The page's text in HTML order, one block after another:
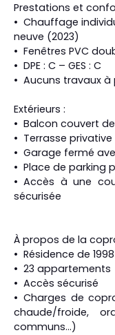
Prestations et
Chauffage
neuve (2023)
Fenêtres PVC
DPE : C – GES : C
Aucuns travaux à
Extérieurs :
Balcon couvert
Terrasse privative
Garage fermé
Place de parking
Accès à une
sécurisée
À propos de la
Résidence de 1998
23 appartements
Accès sécurisé
Charges de
chaude/froide,
communs…)